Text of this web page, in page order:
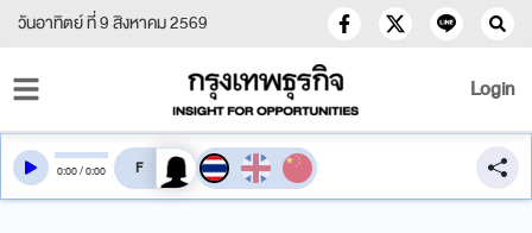
วันอาทิตย์ ที่ 9 สิงหาคม 2569
Login
0:00/0:00 สลับเสียงอ่าน